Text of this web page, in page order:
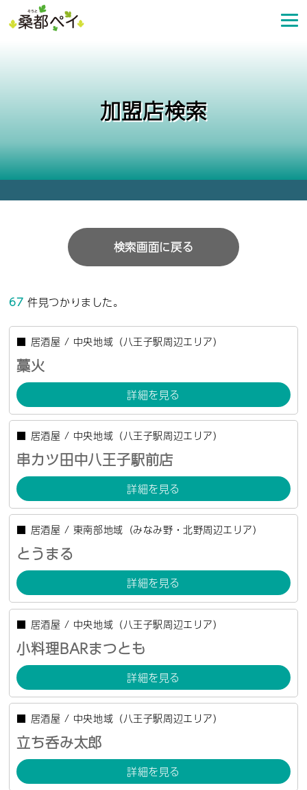
ン
プ
加盟店検索
検索画面に戻る
67 件見つかりました。
■ 居酒屋 / 中央地域（八王子駅周辺エリア）
藁火
詳細を見る
■ 居酒屋 / 中央地域（八王子駅周辺エリア）
串カツ田中八王子駅前店
詳細を見る
■ 居酒屋 / 東南部地域（みなみ野・北野周辺エリア）
とうまる
詳細を見る
■ 居酒屋 / 中央地域（八王子駅周辺エリア）
小料理BARまつとも
詳細を見る
■ 居酒屋 / 中央地域（八王子駅周辺エリア）
立ち呑み太郎
詳細を見る